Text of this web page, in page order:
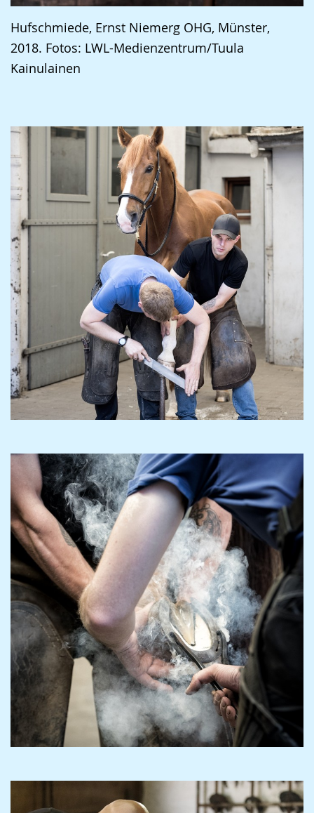
Hufschmiede, Ernst Niemerg OHG, Münster,
2018. Fotos: LWL-Medienzentrum/Tuula
Kainulainen